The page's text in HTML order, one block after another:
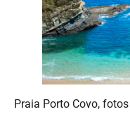
Praia Porto Covo,